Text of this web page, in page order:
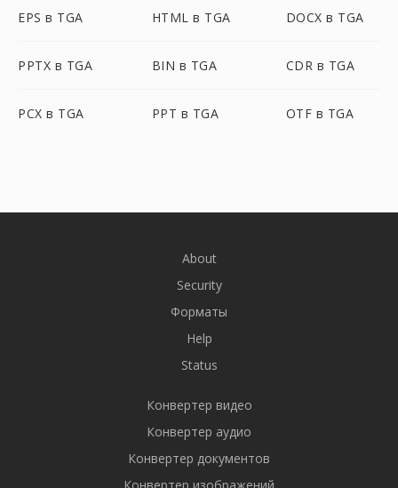
EPS в TGA HTML в TGA DOCX в TGA
PPTX в TGA BIN в TGA CDR в TGA
PCX в TGA PPT в TGA OTF в TGA
About
Security
Форматы
Help
Status
Конвертер видео
Конвертер аудио
Конвертер документов